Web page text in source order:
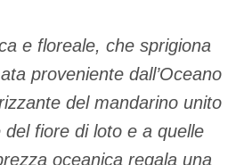
e floreale, che sprigiona
proveniente dall’Oceano
del mandarino unito
fiore di loto e a quelle
oceanica regala una